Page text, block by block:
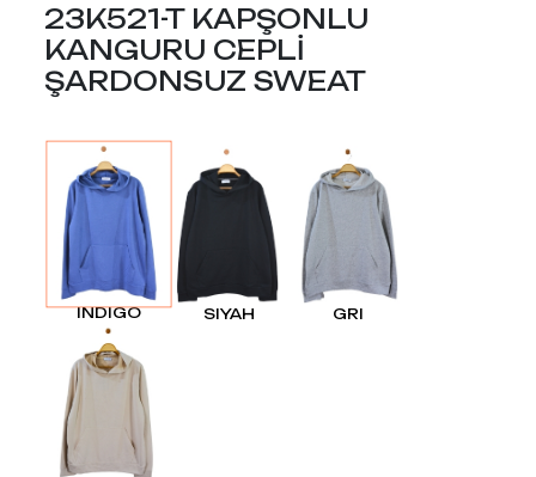
23K521-T KAPŞONLU
KANGURU CEPLİ
ŞARDONSUZ SWEAT
İNDIGO SIYAH GRI